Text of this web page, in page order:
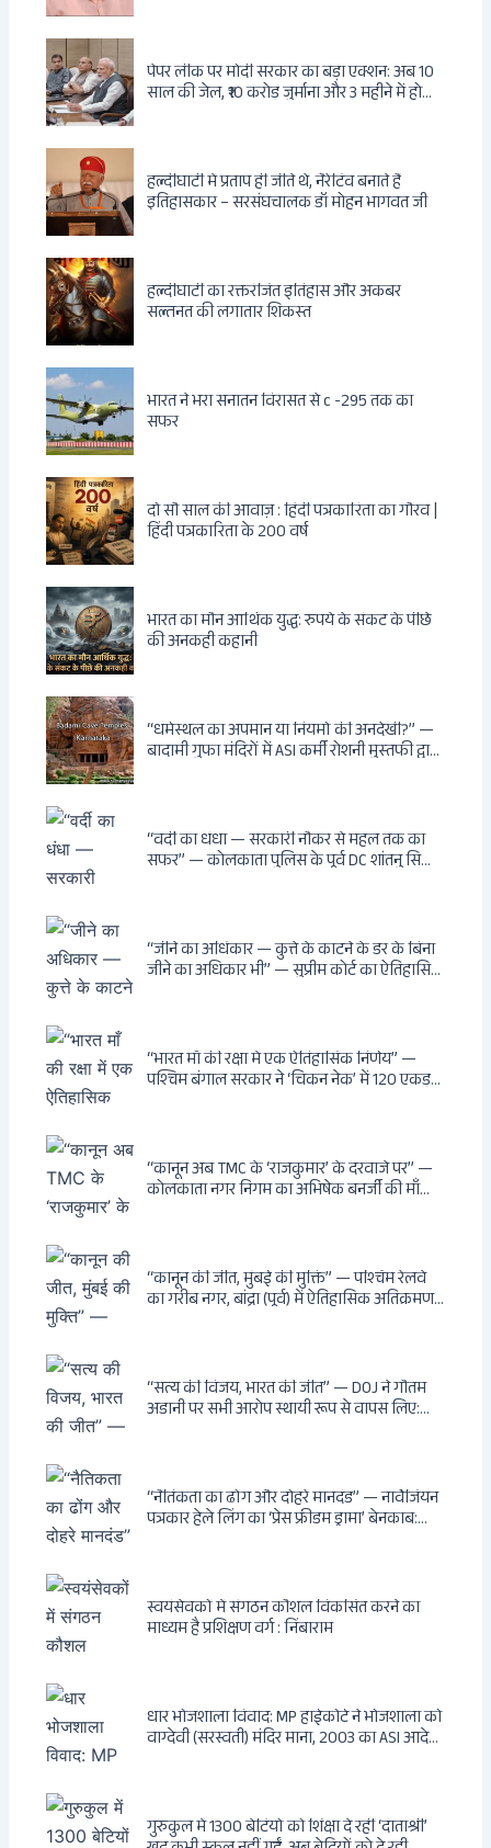
पेपर लीक पर मोदी सरकार का बड़ा एक्शन: अब 10
साल की जेल, ₹10 करोड़ जुर्माना और 3 महीने में होगा
हल्दीघाटी में प्रताप ही जीते थे, नैरेटिव बनाते हैं
इतिहासकार – सरसंघचालक डॉ मोहन भागवत जी
हल्दीघाटी का रक्तरंजित इतिहास और अकबर
सल्तनत की लगातार शिकस्त
भारत ने भरा सनातन विरासत से c -295 तक का
सफर
दो सौ साल की आवाज़ : हिंदी पत्रकारिता का गौरव |
हिंदी पत्रकारिता के 200 वर्ष
भारत का मौन आर्थिक युद्ध: रुपये के संकट के पीछे
की अनकही कहानी
“धर्मस्थल का अपमान या नियमों की अनदेखी?” —
बादामी गुफा मंदिरों में ASI कर्मी रोशनी मुस्तफी द्वारा
“वर्दी का धंधा — सरकारी नौकर से महल तक का
सफर” — कोलकाता पुलिस के पूर्व DC शांतनु सिन्हा
भूमिका — ED ने गिरफ्तार किया
“जीने का अधिकार — कुत्ते के काटने के डर के बिना
जीने का अधिकार भी” — सुप्रीम कोर्ट का ऐतिहासिक
अनुमति, राज्यों को 10 कड़े निर्देश
“भारत माँ की रक्षा में एक ऐतिहासिक निर्णय” —
पश्चिम बंगाल सरकार ने ‘चिकन नेक’ में 120 एकड़
दुश्मनों की नींद उड़ाई
“कानून अब TMC के ‘राजकुमार’ के दरवाजे पर” —
कोलकाता नगर निगम का अभिषेक बनर्जी की माँ
वंशवाद के भ्रष्टाचार की सम्पूर्ण कहानी
“कानून की जीत, मुंबई की मुक्ति” — पश्चिम रेलवे
का गरीब नगर, बांद्रा (पूर्व) में ऐतिहासिक अतिक्रमण-
“सत्य की विजय, भारत की जीत” — DOJ ने गौतम
अडानी पर सभी आरोप स्थायी रूप से वापस लिए:
“नैतिकता का ढोंग और दोहरे मानदंड” — नार्वेजियन
पत्रकार हेले लिंग का ‘प्रेस फ्रीडम ड्रामा’ बेनकाब:
स्वयंसेवकों में संगठन कौशल विकसित करने का
माध्यम है प्रशिक्षण वर्ग : निंबाराम
धार भोजशाला विवाद: MP हाईकोर्ट ने भोजशाला को
वाग्देवी (सरस्वती) मंदिर माना, 2003 का ASI आदेश
गुरुकुल में 1300 बेटियों को शिक्षा दे रहीं ‘दाताश्री’